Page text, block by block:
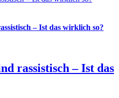
– Ist das wirklich so?
rassistisch – Ist das